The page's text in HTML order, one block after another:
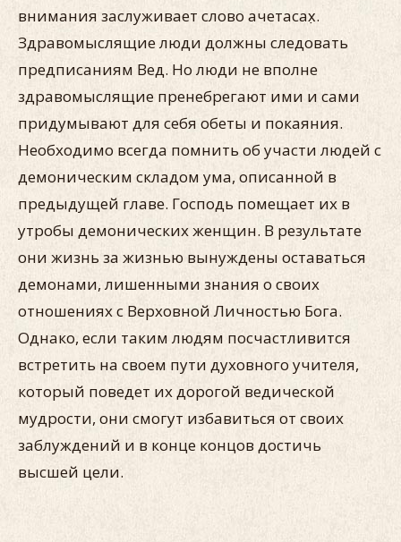
внимания заслуживает слово ачетасах̣.
Здравомыслящие люди должны следовать
предписаниям Вед. Но люди не вполне
здравомыслящие пренебрегают ими и сами
придумывают для себя обеты и покаяния.
Необходимо всегда помнить об участи людей с
демоническим складом ума, описанной в
предыдущей главе. Господь помещает их в
утробы демонических женщин. В результате
они жизнь за жизнью вынуждены оставаться
демонами, лишенными знания о своих
отношениях с Верховной Личностью Бога.
Однако, если таким людям посчастливится
встретить на своем пути духовного учителя,
который поведет их дорогой ведической
мудрости, они смогут избавиться от своих
заблуждений и в конце концов достичь
высшей цели.